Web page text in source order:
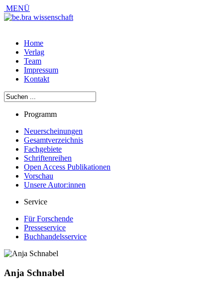
MENÜ
Home
Verlag
Team
Impressum
Kontakt
Programm
Neuerscheinungen
Gesamtverzeichnis
Fachgebiete
Schriftenreihen
Open Access Publikationen
Vorschau
Unsere Autor:innen
Service
Für Forschende
Presseservice
Buchhandelsservice
Anja Schnabel